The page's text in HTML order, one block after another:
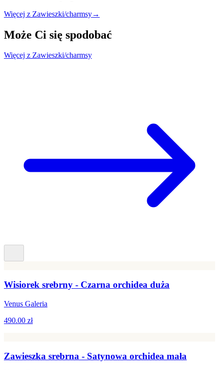
Więcej z Zawieszki/charmsy→
Może Ci się spodobać
Więcej z Zawieszki/charmsy
Wisiorek srebrny - Czarna orchidea duża
Venus Galeria
490.00 zł
Zawieszka srebrna - Satynowa orchidea mała